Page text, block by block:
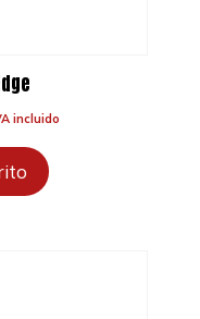
incluido